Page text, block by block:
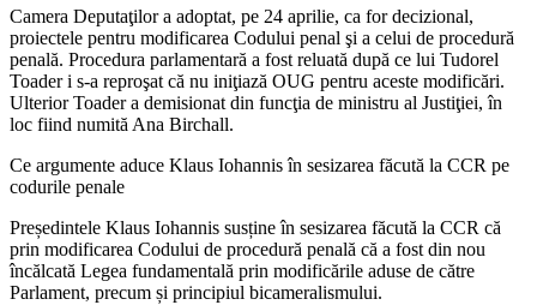
Camera Deputaţilor a adoptat, pe 24 aprilie, ca for decizional,
proiectele pentru modificarea Codului penal şi a celui de procedură
penală. Procedura parlamentară a fost reluată după ce lui Tudorel
Toader i s-a reproşat că nu iniţiază OUG pentru aceste modificări.
Ulterior Toader a demisionat din funcţia de ministru al Justiţiei, în
loc fiind numită Ana Birchall.
Ce argumente aduce Klaus Iohannis în sesizarea făcută la CCR pe
codurile penale
Președintele Klaus Iohannis susține în sesizarea făcută la CCR că
prin modificarea Codului de procedură penală că a fost din nou
încălcată Legea fundamentală prin modificările aduse de către
Parlament, precum și principiul bicameralismului.